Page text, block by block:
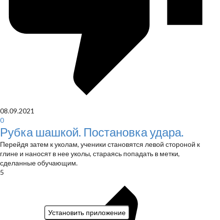
08.09.2021
0
Рубка шашкой. Постановка удара.
Перейдя затем к уколам, ученики становятся левой стороной к
глине и наносят в нее уколы, стараясь попадать в метки,
сделанные обучающим.
5
Установить приложение